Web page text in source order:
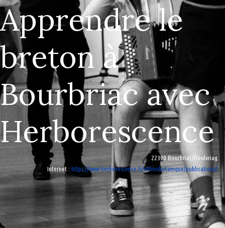
Apprendre le
breton à
Bourbriac avec
Herborescence
22390 Bourbriac/Boulvriag
Internet : https://www.herborescence.fr/ethnobotanique/publications/